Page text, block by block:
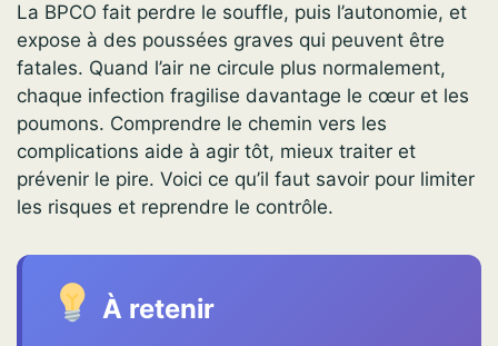
La BPCO fait perdre le souffle, puis l’autonomie, et
expose à des poussées graves qui peuvent être
fatales. Quand l’air ne circule plus normalement,
chaque infection fragilise davantage le cœur et les
poumons. Comprendre le chemin vers les
complications aide à agir tôt, mieux traiter et
prévenir le pire. Voici ce qu’il faut savoir pour limiter
les risques et reprendre le contrôle.
À retenir